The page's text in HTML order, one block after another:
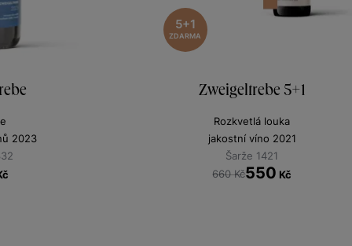
2023
5+1
ZDARMA
Zweigeltrebe 5+1
Rozkvetlá louka
jakostní víno 2021
Šarže 1421
660 Kč550 Kč